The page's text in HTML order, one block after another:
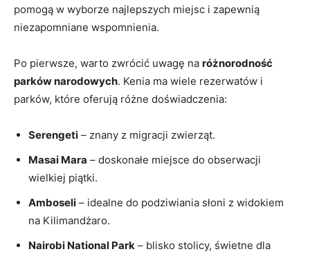
pomogą​ w wyborze najlepszych miejsc i zapewnią
niezapomniane wspomnienia.
Po pierwsze, ‍warto zwrócić uwagę ‍na różnorodność
parków narodowych. Kenia ma wiele ​rezerwatów ‌i
‌parków, które oferują różne doświadczenia:
Serengeti – znany⁢ z migracji zwierząt.
Masai Mara – ​doskonałe miejsce ‍do obserwacji
‍wielkiej piątki.
Amboseli – idealne⁢ do ‌podziwiania słoni z widokiem
na Kilimandżaro.
Nairobi National Park – blisko stolicy, świetne dla